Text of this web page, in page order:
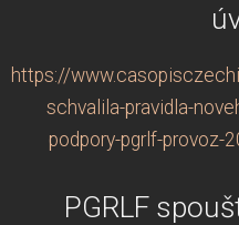
https://
schvalila-pravidla-
podpory-pgrlf-provoz-
PGRLF